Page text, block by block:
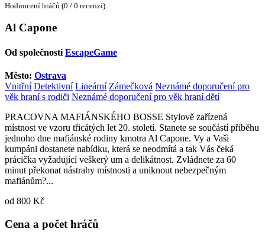
Hodnocení hráčů (0 / 0 recenzí)
Al Capone
Od společnosti EscapeGame
Město: Ostrava
Vnitřní Detektivní Lineární Zámečková Neznámé doporučení pro
věk hraní s rodiči Neznámé doporučení pro věk hraní dětí
PRACOVNA MAFIÁNSKÉHO BOSSE Stylově zařízená
místnost ve vzoru třicátých let 20. století. Stanete se součástí příběhu
jednoho dne mafiánské rodiny kmotra Al Capone. Vy a Vaši
kumpáni dostanete nabídku, která se neodmítá a tak Vás čeká
prácička vyžadující veškerý um a delikátnost. Zvládnete za 60
minut překonat nástrahy místnosti a uniknout nebezpečným
mafiánům?...
od 800 Kč
Cena a počet hráčů